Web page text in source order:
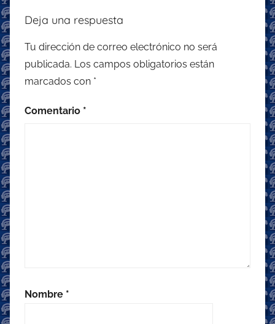
Deja una respuesta
Tu dirección de correo electrónico no será
publicada. Los campos obligatorios están
marcados con *
Comentario *
Nombre *